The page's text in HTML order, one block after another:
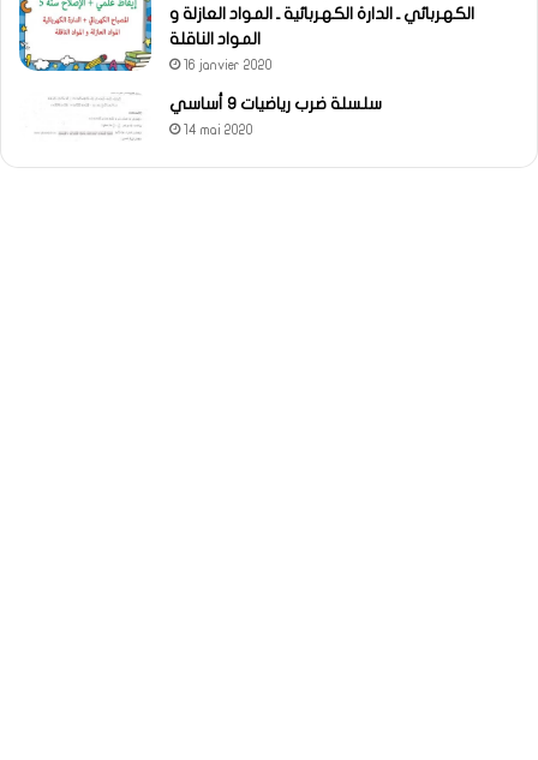
الكهربائي ـ الدارة الكهربائية ـ المواد العازلة و
المواد الناقلة
16 janvier 2020
سلسلة ضرب رياضيات 9 أساسي
14 mai 2020